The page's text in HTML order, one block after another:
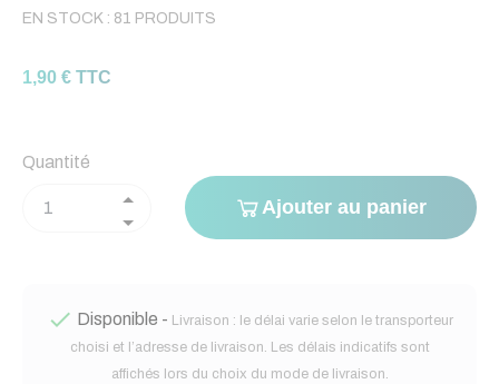
EN STOCK : 81 PRODUITS
1,90 € TTC
Quantité
Ajouter au panier
 Disponible - Livraison : le délai varie selon le transporteur
choisi et l’adresse de livraison. Les délais indicatifs sont
affichés lors du choix du mode de livraison.